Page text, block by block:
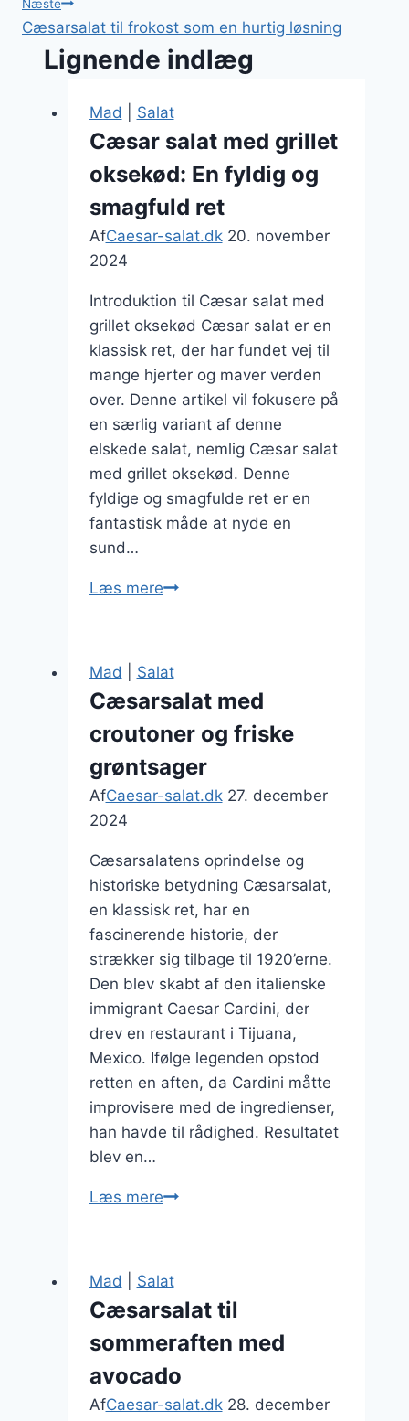
Næste
Cæsarsalat til frokost som en hurtig løsning
Lignende indlæg
Mad Salat
Cæsar salat med grillet
oksekød: En fyldig og
smagfuld ret
AfCaesar-salat.dk 20. november
2024
Introduktion til Cæsar salat med
grillet oksekød Cæsar salat er en
klassisk ret, der har fundet vej til
mange hjerter og maver verden
over. Denne artikel vil fokusere på
en særlig variant af denne
elskede salat, nemlig Cæsar salat
med grillet oksekød. Denne
fyldige og smagfulde ret er en
fantastisk måde at nyde en
sund…
Læs mereCæsar
oksekød:
En
fyldig
og
smagfuld
ret
Mad Salat
Cæsarsalat med
croutoner og friske
grøntsager
AfCaesar-salat.dk 27. december
2024
Cæsarsalatens oprindelse og
historiske betydning Cæsarsalat,
en klassisk ret, har en
fascinerende historie, der
strækker sig tilbage til 1920’erne.
Den blev skabt af den italienske
immigrant Caesar Cardini, der
drev en restaurant i Tijuana,
Mexico. Ifølge legenden opstod
retten en aften, da Cardini måtte
improvisere med de ingredienser,
han havde til rådighed. Resultatet
blev en…
Læs mereCæsarsalat
friske
grøntsager
Mad Salat
Cæsarsalat til
sommeraften med
avocado
AfCaesar-salat.dk 28. december